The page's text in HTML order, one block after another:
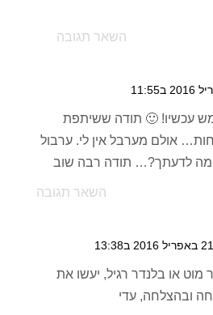
השאר תגובה
עכשיו! 🙂 תודה ששיתפת
אולם מערבל אין לי. ערבול
מה לדעתך?… תודה רבה שוב
השאר תגובה
מוט או בלנדר רגיל, יעשו את
ובהצלחה, עדי